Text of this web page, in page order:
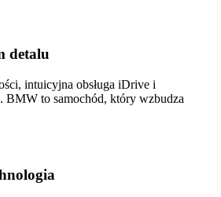
detalu
intuicyjna obsługa iDrive i
BMW to samochód, który wzbudza